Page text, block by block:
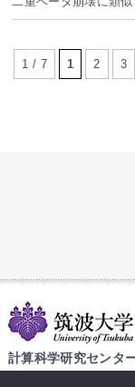
1 / 7 1 2 3
計算科学研究センタ